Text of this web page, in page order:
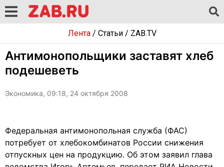
Лента/ Статьи/ ZAB.TV
Антимонопольщики заставят хлеб
подешеветь
Экономика, 09:18, 24 октября 2008
Федеральная антимонопольная служба (ФАС)
потребует от хлебокомбинатов России снижения
отпускных цен на продукцию. Об этом заявил глава